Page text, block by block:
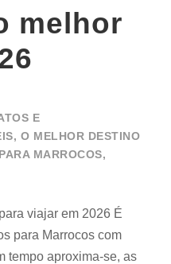
melhor
E
, O MELHOR DESTINO
MARROCOS,
viajar em 2026 É
para Marrocos com
tempo aproxima-se, as